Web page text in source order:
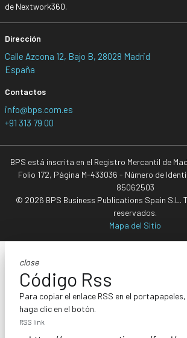
de Nextwork360.
Dirección
Calle Azcona 12, Bajo B, 28028 Madrid
España
Contactos
info@bps.com.es
+91 313 79 00
BPS está inscrita en el Registro Mercantil de
Folio 172, Página M-433036 - Número de
85062503
© 2026 BPS Business Publications Spain S.L.
reservados.
Mapa del Sitio
close
Código Rss
Para copiar el enlace RSS en el portapapeles,
haga clic en el botón.
RSS link